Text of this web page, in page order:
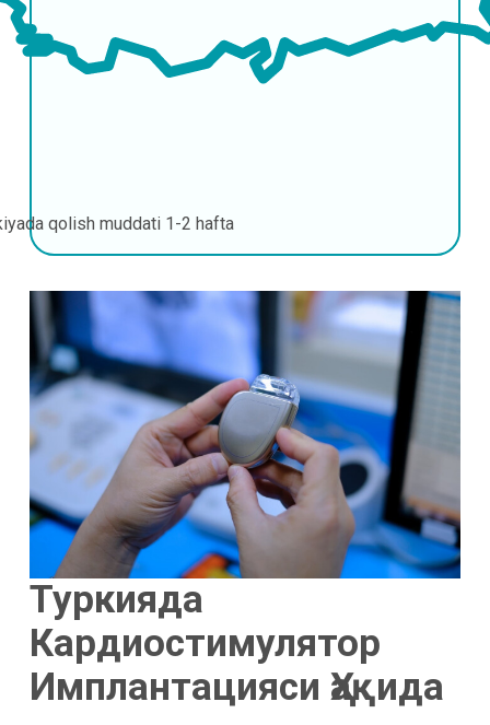
qolish muddati 1-2 hafta
Туркияда
Кардиостимулятор
Имплантацияси Ҳақида